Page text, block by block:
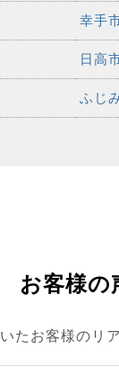
幸手
日高
ふじ
お客様の
たお客様のリ